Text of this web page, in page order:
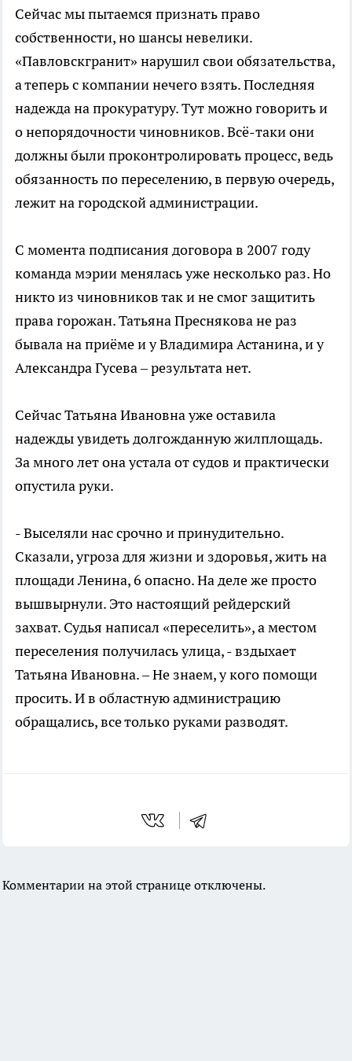
Сейчас мы пытаемся признать право
собственности, но шансы невелики.
«Павловскгранит» нарушил свои обязательства,
а теперь с компании нечего взять. Последняя
надежда на прокуратуру. Тут можно говорить и
о непорядочности чиновников. Всё-таки они
должны были проконтролировать процесс, ведь
обязанность по переселению, в первую очередь,
лежит на городской администрации.
С момента подписания договора в 2007 году
команда мэрии менялась уже несколько раз. Но
никто из чиновников так и не смог защитить
права горожан. Татьяна Преснякова не раз
бывала на приёме и у Владимира Астанина, и у
Александра Гусева – результата нет.
Сейчас Татьяна Ивановна уже оставила
надежды увидеть долгожданную жилплощадь.
За много лет она устала от судов и практически
опустила руки.
- Выселяли нас срочно и принудительно.
Сказали, угроза для жизни и здоровья, жить на
площади Ленина, 6 опасно. На деле же просто
вышвырнули. Это настоящий рейдерский
захват. Судья написал «переселить», а местом
переселения получилась улица, - вздыхает
Татьяна Ивановна. – Не знаем, у кого помощи
просить. И в областную администрацию
обращались, все только руками разводят.
Комментарии на этой странице отключены.